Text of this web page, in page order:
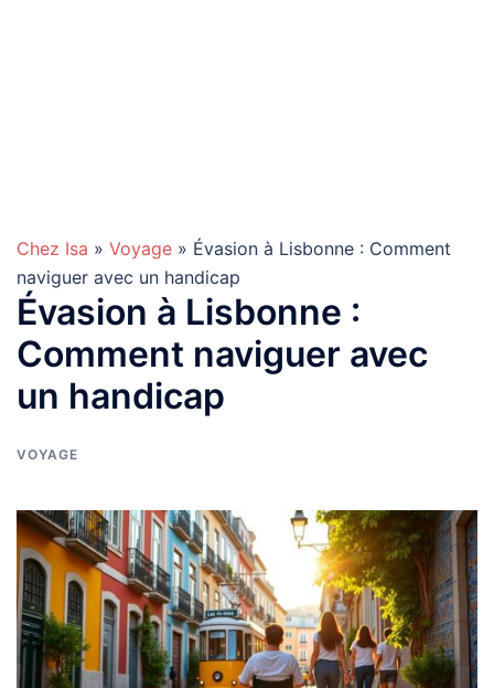
Chez Isa » Voyage » Évasion à Lisbonne : Comment
naviguer avec un handicap
Évasion à Lisbonne :
Comment naviguer avec
un handicap
VOYAGE